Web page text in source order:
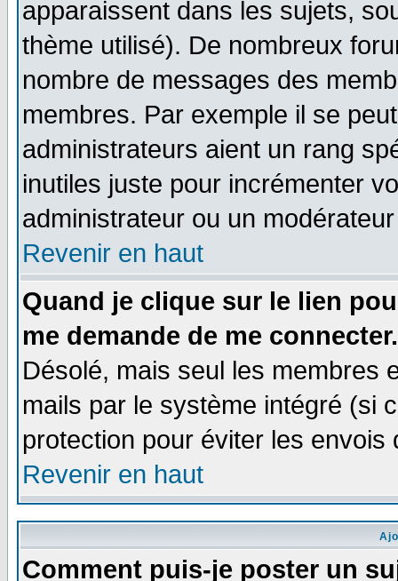
apparaissent dans les sujets,
thème utilisé). De nombreux
nombre de messages des
membres. Par exemple il se
administrateurs aient un rang
inutiles juste pour incrémenter
administrateur ou un
Revenir en haut
Quand je clique sur le lien
me demande de me connecter.
Désolé, mais seul les membres
mails par le système intégré (si
protection pour éviter les
Revenir en haut
Comment puis-je poster un